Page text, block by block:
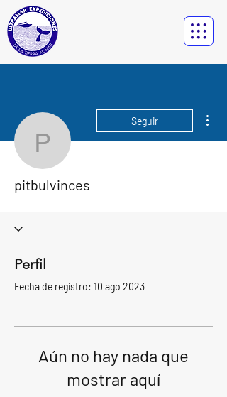
pitbulvinces
Seguir
pitbulvinces
Perfil
Fecha de registro: 10 ago 2023
Aún no hay nada que
mostrar aquí